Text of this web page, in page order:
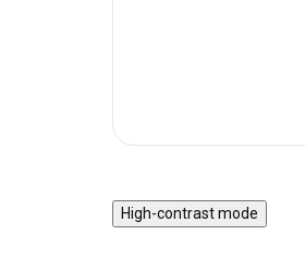
High-contrast mode